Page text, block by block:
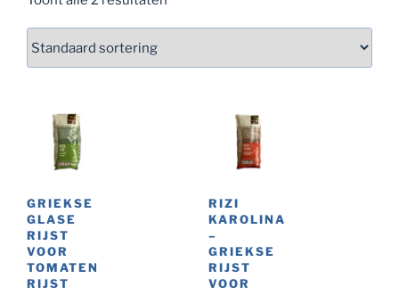
GRIEKSE
GLASE
RIJST
VOOR
TOMATEN
RIJST
RIZI
KAROLINA
–
GRIEKSE
RIJST
VOOR